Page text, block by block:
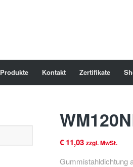
Produkte Kontakt Zertifikate
€ 11,03 zzgl. MwSt.
Gummistahldichtung